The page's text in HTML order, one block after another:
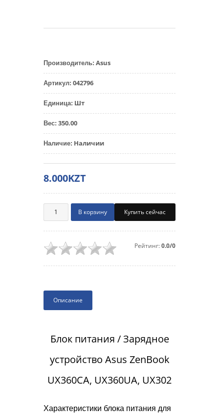
Производитель: Asus
Артикул: 042796
Единица: Шт
Вес: 350.00
Наличие: Наличии
8.000KZT
Купить сейчас
Рейтинг:0.0/0
Описание
Блок питания / Зарядное
устройство Asus ZenBook
UX360CA, UX360UA, UX302
Характеристики блока питания для